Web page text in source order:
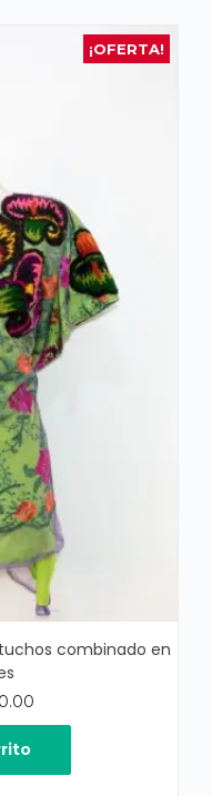
¡OFERTA!
combinado en
precio
es: